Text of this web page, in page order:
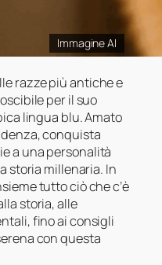
Immagine AI
razze più antiche e
per il suo
lingua blu. Amato
conquista
a una personalità
storia millenaria. In
tutto ciò che c’è
storia, alle
fino ai consigli
con questa